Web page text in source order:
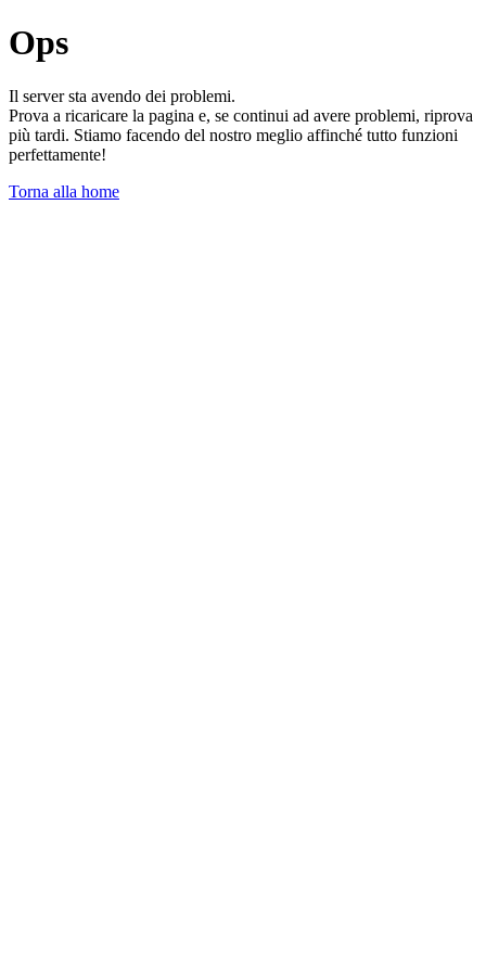
Ops
Il server sta avendo dei problemi.
Prova a ricaricare la pagina e, se continui ad avere problemi, riprova
più tardi. Stiamo facendo del nostro meglio affinché tutto funzioni
perfettamente!
Torna alla home